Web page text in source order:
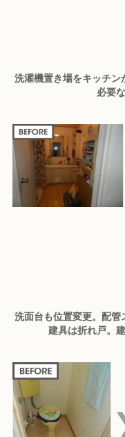
洗濯機置き場をキッチ
必要
洗面台も位置変更。配管
建具は折れ戸。